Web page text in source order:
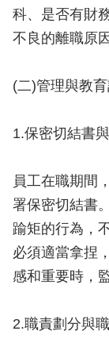
科、是否有財
不良的離職原因
(二)管理與教育
1.保密切結書
員工在職期間
署保密切結書
踰矩的行為，
必須適當拿捏
感和重要時，
2.職責劃分與